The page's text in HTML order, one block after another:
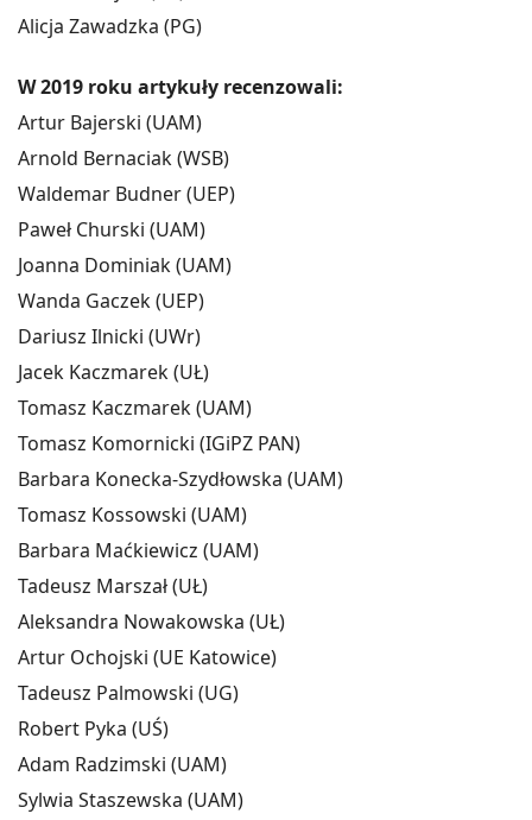
Alicja Zawadzka (PG)
W 2019 roku artykuły recenzowali:
Artur Bajerski (UAM)
Arnold Bernaciak (WSB)
Waldemar Budner (UEP)
Paweł Churski (UAM)
Joanna Dominiak (UAM)
Wanda Gaczek (UEP)
Dariusz Ilnicki (UWr)
Jacek Kaczmarek (UŁ)
Tomasz Kaczmarek (UAM)
Tomasz Komornicki (IGiPZ PAN)
Barbara Konecka-Szydłowska (UAM)
Tomasz Kossowski (UAM)
Barbara Maćkiewicz (UAM)
Tadeusz Marszał (UŁ)
Aleksandra Nowakowska (UŁ)
Artur Ochojski (UE Katowice)
Tadeusz Palmowski (UG)
Robert Pyka (UŚ)
Adam Radzimski (UAM)
Sylwia Staszewska (UAM)